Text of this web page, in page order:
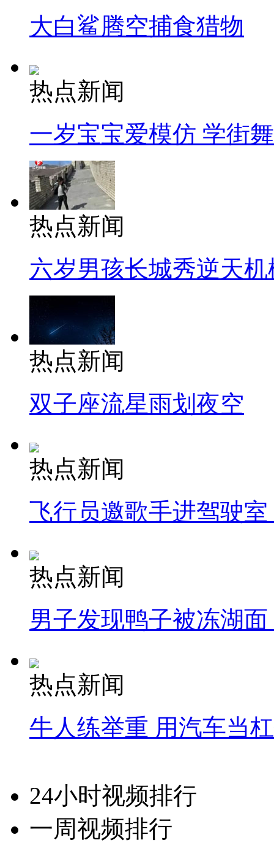
大白鲨腾空捕食猎物
热点新闻
一岁宝宝爱模仿 学街
热点新闻
六岁男孩长城秀逆天机
热点新闻
双子座流星雨划夜空
热点新闻
飞行员邀歌手进驾驶
热点新闻
男子发现鸭子被冻湖
热点新闻
牛人练举重 用汽车当
24小时视频排行
一周视频排行